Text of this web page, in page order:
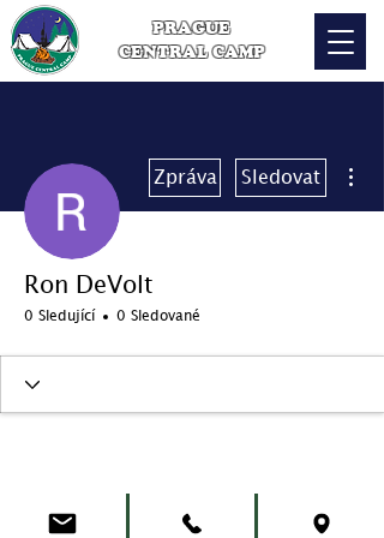
PRAGUE
CENTRAL CAMP
Zpráva Sledovat
Ron DeVolt
0 Sledující 0 Sledované